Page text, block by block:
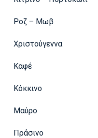
Ροζ – Μωβ
Χριστούγεννα
Καφέ
Κόκκινο
Μαύρο
Πράσινο